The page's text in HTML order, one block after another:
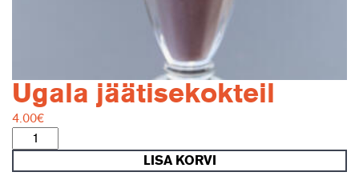
Ugala jäätisekokteil
4.00€
Ugala
jäätisekokteil
kogus
LISA KORVI